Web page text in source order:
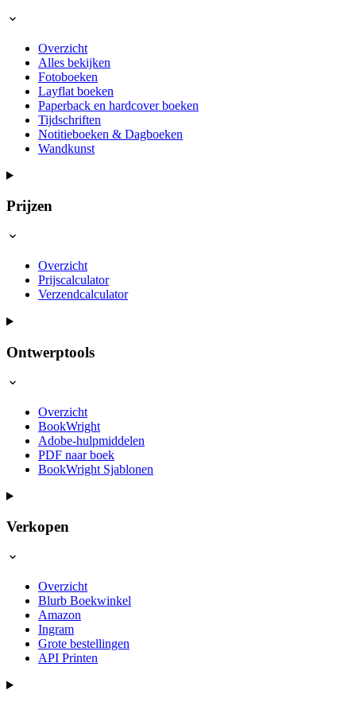
Overzicht
Alles bekijken
Fotoboeken
Layflat boeken
Paperback en hardcover boeken
Tijdschriften
Notitieboeken & Dagboeken
Wandkunst
Prijzen
Overzicht
Prijscalculator
Verzendcalculator
Ontwerptools
Overzicht
BookWright
Adobe-hulpmiddelen
PDF naar boek
BookWright Sjablonen
Verkopen
Overzicht
Blurb Boekwinkel
Amazon
Ingram
Grote bestellingen
API Printen